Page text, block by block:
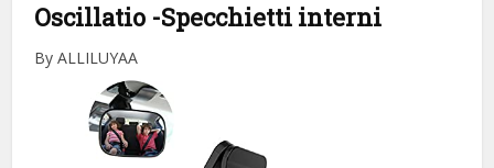
Oscillatio -Specchietti interni
By ALLILUYAA